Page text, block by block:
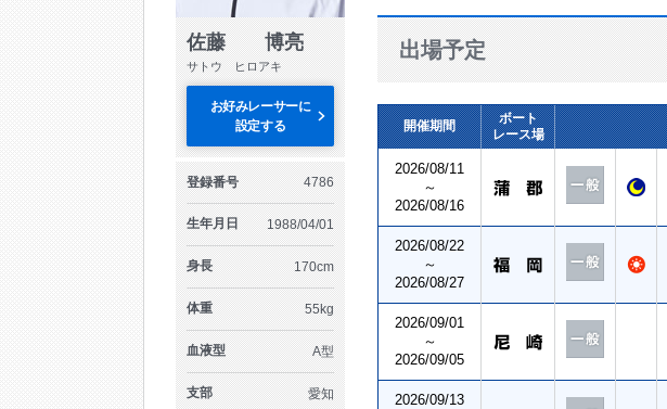
佐藤 博亮
サトウ ヒロアキ
お好みレーサーに
設定する
登録番号 4786
生年月日 1988/04/01
身長 170cm
体重 55kg
血液型 A型
支部 愛知
出場予定
開催期間
ボート
レース場
2026/08/11
～
2026/08/16
2026/08/22
～
2026/08/27
2026/09/01
～
2026/09/05
2026/09/13